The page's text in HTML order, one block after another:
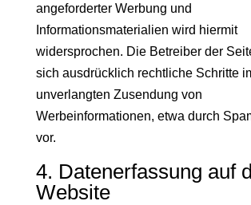
angeforderter Werbung und
Informationsmaterialien wird hiermit
widersprochen. Die Betreiber der
sich ausdrücklich rechtliche Schritte
unverlangten Zusendung von
Werbeinformationen, etwa durch
vor.
4. Datenerfassung auf
Website